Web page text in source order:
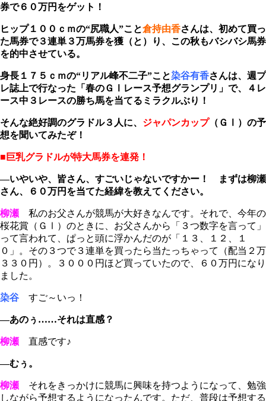
券で６０万円をゲット！
ヒップ１００ｃｍの“尻職人”こと倉持由香さんは、初めて買っ
た馬券で３連単３万馬券を獲（と）り、この秋もバシバシ馬券
を的中させている。
身長１７５ｃｍの“リアル峰不二子”こと染谷有香さんは、週プ
レ誌上で行なった「春のＧⅠレース予想グランプリ」で、４レ
ース中３レースの勝ち馬を当てるミラクルぶり！
そんな絶好調のグラドル３人に、 ジャパンカップ（ＧⅠ） の予
想を聞いてみたぞ！
■巨乳グラドルが特大馬券を連発！
―いやいや、皆さん、すごいじゃないですかー！ まずは柳瀬
さん、６０万円を当てた経緯を教えてください。
柳瀬
私のお父さんが競馬が大好きなんです。それで、今年の
桜花賞（ＧⅠ）のときに、お父さんから「３つ数字を言って」
って言われて、ぱっと頭に浮かんだのが「１３、１２、１
０」。その３つで３連単を買ったら当たっちゃって（配当２万
３３０円）。３０００円ほど買っていたので、６０万円になり
ました。
染谷 すご～いっ！
―あのぅ……それは直感？
柳瀬 直感です♪
―むぅ。
柳瀬 それをきっかけに競馬に興味を持つようになって、勉強
しながら予想するようになったんです。ただ、普段は予想する